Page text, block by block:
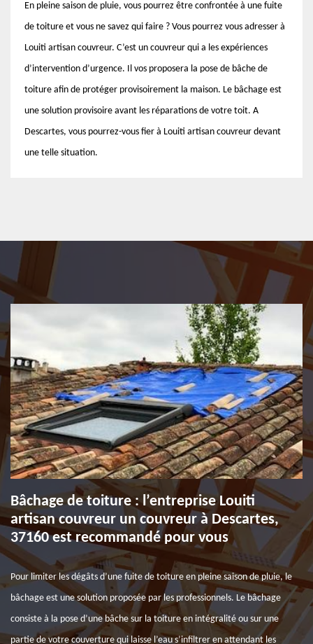
En pleine saison de pluie, vous pourrez être confrontée à une fuite
de toiture et vous ne savez qui faire ? Vous pourrez vous adresser à
Louiti artisan couvreur. C’est un couvreur qui a les expériences
d’intervention d’urgence. Il vos proposera la pose de bâche de
toiture afin de protéger provisoirement la maison. Le bâchage est
une solution provisoire avant les réparations de votre toit. A
Descartes, vous pourrez-vous fier à Louiti artisan couvreur devant
une telle situation.
Bâchage de toiture : l’entreprise Louiti
artisan couvreur un couvreur à Descartes,
37160 est recommandé pour vous
Pour limiter les dégâts d’une fuite de toiture en pleine saison de pluie, le
bâchage est une solution proposée par les professionnels. Le bâchage
consiste à la pose d’une bâche sur la toiture en intégralité ou sur une
partie de votre couverture qui laisse l’eau s’infiltrer en attendant les